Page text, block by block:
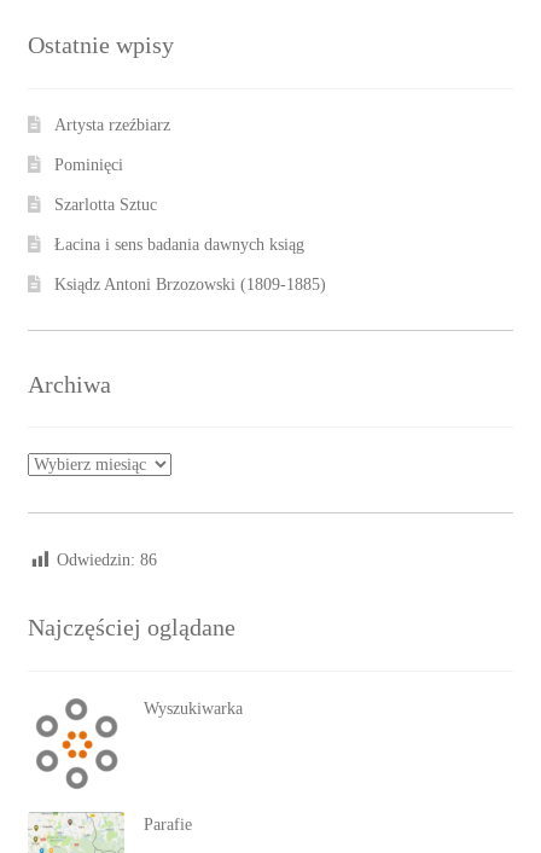
Ostatnie wpisy
Artysta rzeźbiarz
Pominięci
Szarlotta Sztuc
Łacina i sens badania dawnych ksiąg
Ksiądz Antoni Brzozowski (1809-1885)
Archiwa
Archiwa
Odwiedzin: 86
Najczęściej oglądane
Wyszukiwarka
Parafie